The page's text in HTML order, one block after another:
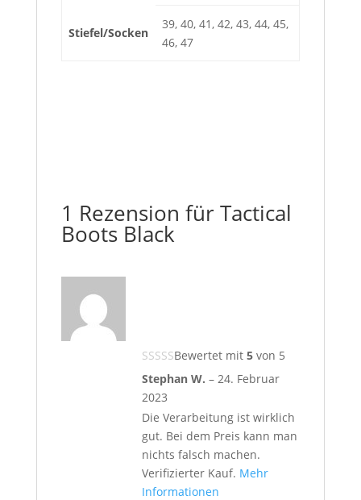
Stiefel/Socken
39, 40, 41, 42, 43, 44, 45,
46, 47
1 Rezension fürTactical
Boots Black
Bewertet mit 5von 5
Stephan W. – 24. Februar
2023
Die Verarbeitung ist wirklich
gut. Bei dem Preis kann man
nichts falsch machen.
Verifizierter Kauf. Mehr
Informationen